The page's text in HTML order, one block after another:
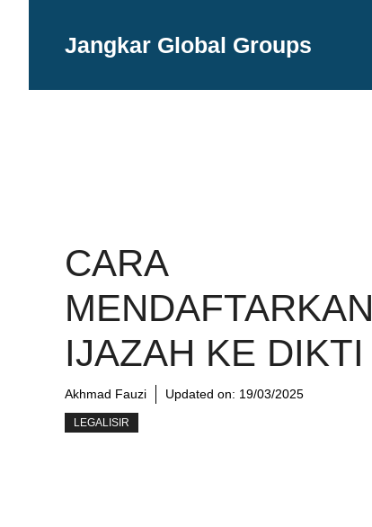
Jangkar Global Groups
CARA
MENDAFTARKAN
IJAZAH KE DIKTI
Akhmad Fauzi Updated on: 19/03/2025
LEGALISIR